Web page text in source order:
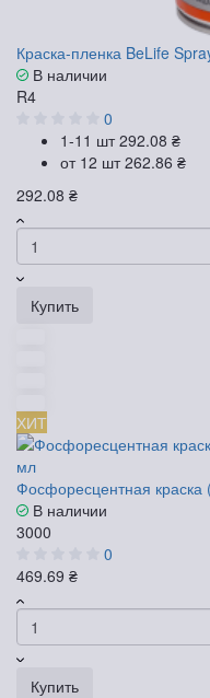
Краска-пленка BeLife
В наличии
R4
0
1-11 шт292.08 ₴
от 12 шт262.86 ₴
292.08 ₴
Купить
ХИТ
Фосфоресцентная краска
В наличии
3000
0
469.69 ₴
Купить